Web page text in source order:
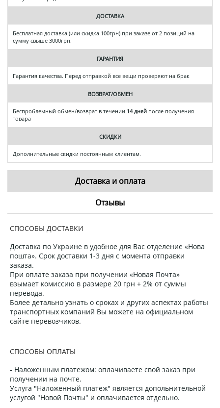
ДОСТАВКА
Бесплатная доставка (или скидка 100грн) при заказе от 2 позиций на
сумму свыше 3000грн.
ГАРАНТИЯ
Гарантия качества. Перед отправкой все вещи проверяют на брак
ВОЗВРАТ/ОБМЕН
Беспроблемный обмен/возврат в течении 14 дней после получения
товара
СКИДКИ
Дополнительные скидки постоянным клиентам.
Доставка и оплата
Отзывы
СПОСОБЫ ДОСТАВКИ
Доставка по Украине в удобное для Вас отделение «Нова
пошта». Срок доставки 1-3 дня с момента отправки
заказа.
При оплате заказа при получении «Новая Почта»
взымает комиссию в размере 20 грн + 2% от суммы
перевода.
Более детально узнать о сроках и других аспектах работы
транспортных компаний Вы можете на официальном
сайте перевозчиков.
СПОСОБЫ ОПЛАТЫ
- Наложенным платежом: оплачиваете свой заказ при
получении на почте.
Услуга "Наложенный платеж" является допольнительной
услугой "Новой Почты" и оплачивается отдельно.